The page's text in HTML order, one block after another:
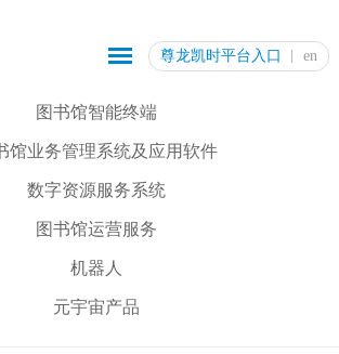
尊龙凯时平台入口 en
图书馆智能终端
馆业务管理系统及应用软件
数字资源服务系统
图书馆运营服务
机器人
元宇宙产品